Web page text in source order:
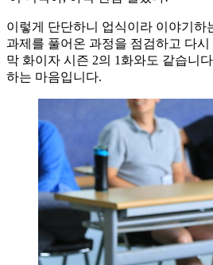
이렇게 단단하니 업식이라 이야기하
과제를 풀어온 과정을 점검하고 다시
막 화이자 시즌 2의 1화와도 같습니
하는 마음입니다.